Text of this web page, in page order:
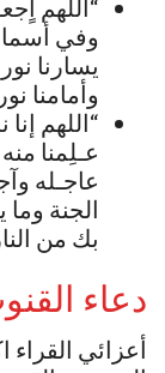
“اللهم
وفي
يسارنا
وأمامنا
“اللهم
عـلِمنا
عاجـله
الجنة
بك من
دعاء
أعزائي القراء